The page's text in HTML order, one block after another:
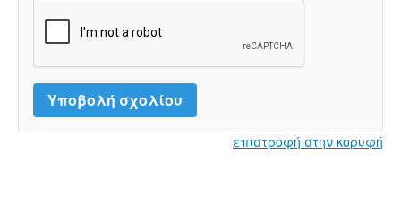
επιστροφή στην κορυφή